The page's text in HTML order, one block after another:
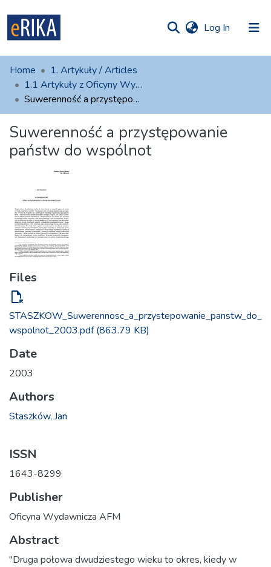
Log In (current)
UAFM
Information
Help
Contact
Home
1. Artykuły / Articles
1.1 Artykuły z Oficyny Wydawniczej AFM
Suwerenność a przystępowanie państw do wspólnot
Suwerenność a przystępowanie
państw do wspólnot
Files
file_open
STASZKOW_Suwerennosc_a_przystepowanie_panstw_do_
wspolnot_2003.pdf(863.79 KB)
Date
2003
Authors
Staszków, Jan
ISSN
1643-8299
Publisher
Oficyna Wydawnicza AFM
Abstract
"Druga połowa dwudziestego wieku to okres, kiedy w